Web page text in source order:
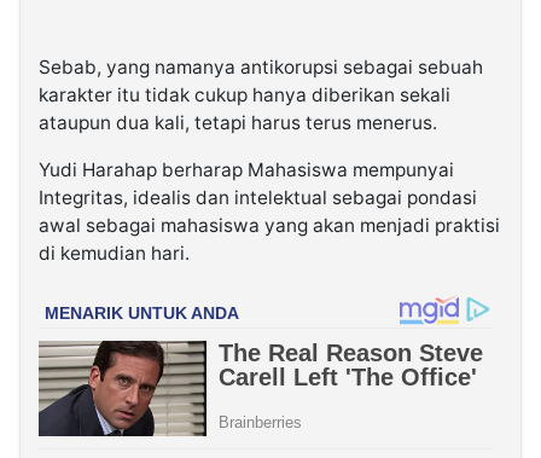
Sebab, yang namanya antikorupsi sebagai sebuah
karakter itu tidak cukup hanya diberikan sekali
ataupun dua kali, tetapi harus terus menerus.
Yudi Harahap berharap Mahasiswa mempunyai
Integritas, idealis dan intelektual sebagai pondasi
awal sebagai mahasiswa yang akan menjadi praktisi
di kemudian hari.